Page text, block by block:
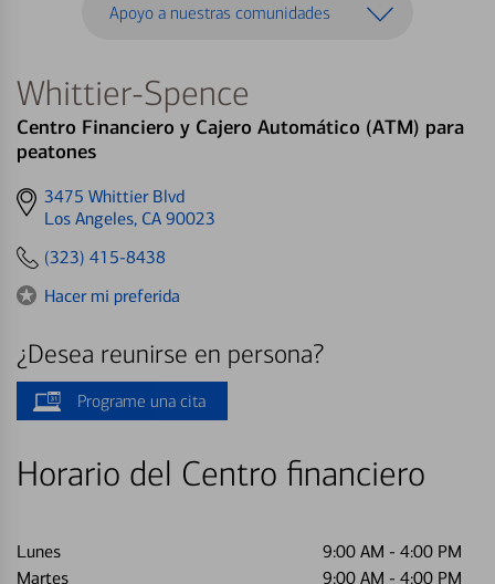
Apoyo a nuestras comunidades
Whittier-Spence
Centro Financiero y Cajero Automático (ATM) para
peatones
Get
directions
3475 Whittier Blvd
Los Angeles, CA 90023
(323) 415-8438
Hacer mi preferida
¿Desea reunirse en persona?
Programe una cita
Horario del Centro financiero
Lunes 9:00 AM - 4:00 PM
Martes
9:00 AM - 4:00 PM